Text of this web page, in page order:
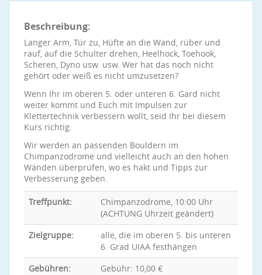
Beschreibung:
Langer Arm, Tür zu, Hüfte an die Wand, rüber und
rauf, auf die Schulter drehen, Heelhock, Toehook,
Scheren, Dyno usw. usw. Wer hat das noch nicht
gehört oder weiß es nicht umzusetzen?
Wenn Ihr im oberen 5. oder unteren 6. Gard nicht
weiter kommt und Euch mit Impulsen zur
Klettertechnik verbessern wollt, seid Ihr bei diesem
Kurs richtig.
Wir werden an passenden Bouldern im
Chimpanzodrome und vielleicht auch an den hohen
Wänden überprüfen, wo es hakt und Tipps zur
Verbesserung geben.
Treffpunkt:
Chimpanzodrome, 10:00 Uhr
(ACHTUNG Uhrzeit geändert)
Zielgruppe:
alle, die im oberen 5. bis unteren
6. Grad UIAA festhängen
Gebühren:
Gebühr: 10,00 €